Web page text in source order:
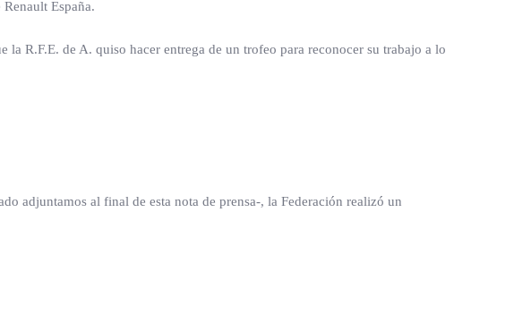
España.
R.F.E. de A. quiso hacer entrega de un trofeo para reconocer su trabajo a lo
adjuntamos al final de esta nota de prensa-, la Federación realizó un